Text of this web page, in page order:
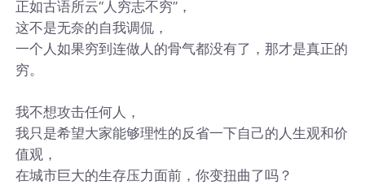
正如古语所云“人穷志不穷”，
这不是无奈的自我调侃，
一个人如果穷到连做人的骨气都没有了，那才是真正的
穷。
我不想攻击任何人，
我只是希望大家能够理性的反省一下自己的人生观和价
值观，
在城市巨大的生存压力面前，你变扭曲了吗？